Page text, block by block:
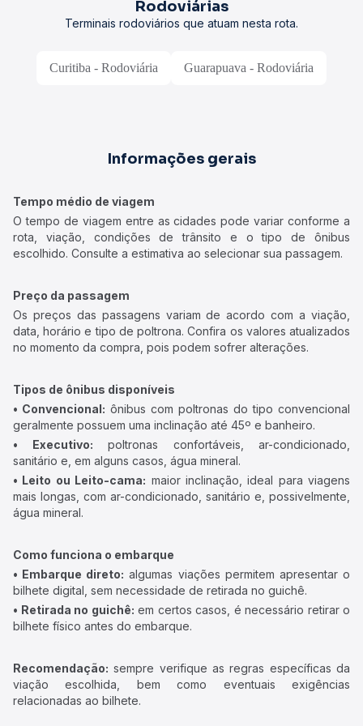
Rodoviárias
Terminais rodoviários que atuam nesta rota.
Curitiba - Rodoviária Guarapuava - Rodoviária
Informações gerais
Tempo médio de viagem
O tempo de viagem entre as cidades pode variar conforme a
rota, viação, condições de trânsito e o tipo de ônibus
escolhido. Consulte a estimativa ao selecionar sua passagem.
Preço da passagem
Os preços das passagens variam de acordo com a viação,
data, horário e tipo de poltrona. Confira os valores atualizados
no momento da compra, pois podem sofrer alterações.
Tipos de ônibus disponíveis
• Convencional: ônibus com poltronas do tipo convencional
geralmente possuem uma inclinação até 45º e banheiro.
• Executivo: poltronas confortáveis, ar-condicionado,
sanitário e, em alguns casos, água mineral.
• Leito ou Leito-cama: maior inclinação, ideal para viagens
mais longas, com ar-condicionado, sanitário e, possivelmente,
água mineral.
Como funciona o embarque
• Embarque direto: algumas viações permitem apresentar o
bilhete digital, sem necessidade de retirada no guichê.
• Retirada no guichê: em certos casos, é necessário retirar o
bilhete físico antes do embarque.
Recomendação: sempre verifique as regras específicas da
viação escolhida, bem como eventuais exigências
relacionadas ao bilhete.